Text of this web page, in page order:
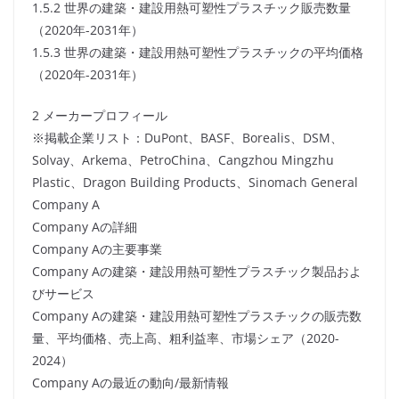
1.5.2 世界の建築・建設用熱可塑性プラスチック販売数量
（2020年-2031年）
1.5.3 世界の建築・建設用熱可塑性プラスチックの平均価格
（2020年-2031年）
2 メーカープロフィール
※掲載企業リスト：DuPont、BASF、Borealis、DSM、
Solvay、Arkema、PetroChina、Cangzhou Mingzhu
Plastic、Dragon Building Products、Sinomach General
Company A
Company Aの詳細
Company Aの主要事業
Company Aの建築・建設用熱可塑性プラスチック製品およ
びサービス
Company Aの建築・建設用熱可塑性プラスチックの販売数
量、平均価格、売上高、粗利益率、市場シェア（2020-
2024）
Company Aの最近の動向/最新情報